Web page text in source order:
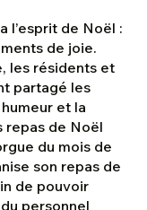
l’esprit de Noël :
de joie.
les résidents et
partagé les
et la
repas de Noël
du mois de
son repas de
de pouvoir
personnel